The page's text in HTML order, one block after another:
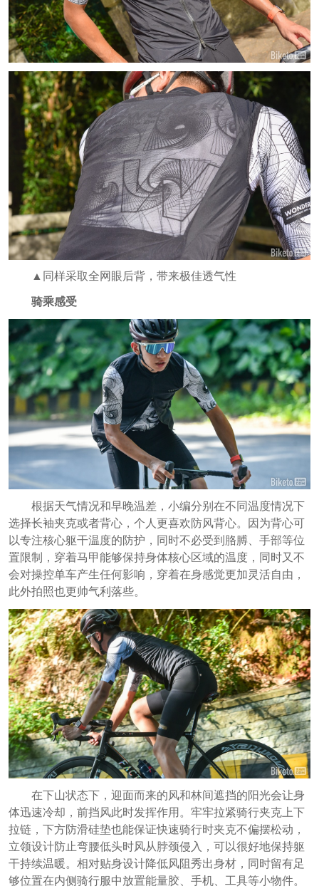
▲同样采取全网眼后背，带来极佳透气性
骑乘感受
根据天气情况和早晚温差，小编分别在不同温度情况下
选择长袖夹克或者背心，个人更喜欢防风背心。因为背心可
以专注核心躯干温度的防护，同时不必受到胳膊、手部等位
置限制，穿着马甲能够保持身体核心区域的温度，同时又不
会对操控单车产生任何影响，穿着在身感觉更加灵活自由，
此外拍照也更帅气利落些。
在下山状态下，迎面而来的风和林间遮挡的阳光会让身
体迅速冷却，前挡风此时发挥作用。牢牢拉紧骑行夹克上下
拉链，下方防滑硅垫也能保证快速骑行时夹克不偏摆松动，
立领设计防止弯腰低头时风从脖颈侵入，可以很好地保持躯
干持续温暖。相对贴身设计降低风阻秀出身材，同时留有足
够位置在内侧骑行服中放置能量胶、手机、工具等小物件。